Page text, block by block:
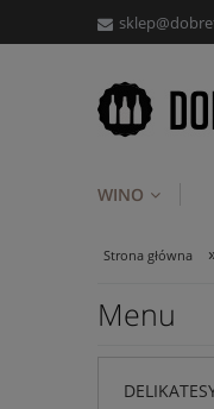
WINO
Strona główna
Menu